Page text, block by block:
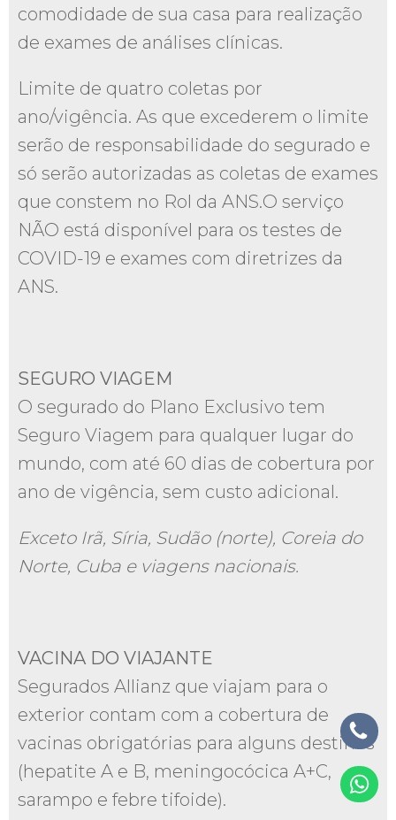
comodidade de sua casa para realização
de exames de análises clínicas.
Limite de quatro coletas por
ano/vigência. As que excederem o limite
serão de responsabilidade do segurado e
só serão autorizadas as coletas de exames
que constem no Rol da ANS.O serviço
NÃO está disponível para os testes de
COVID-19 e exames com diretrizes da
ANS.
SEGURO VIAGEM
O segurado do Plano Exclusivo tem
Seguro Viagem para qualquer lugar do
mundo, com até 60 dias de cobertura por
ano de vigência, sem custo adicional.
Exceto Irã, Síria, Sudão (norte), Coreia do
Norte, Cuba e viagens nacionais.
VACINA DO VIAJANTE
Segurados Allianz que viajam para o
exterior contam com a cobertura de
vacinas obrigatórias para alguns destinos
(hepatite A e B, meningocócica A+C,
sarampo e febre tifoide).